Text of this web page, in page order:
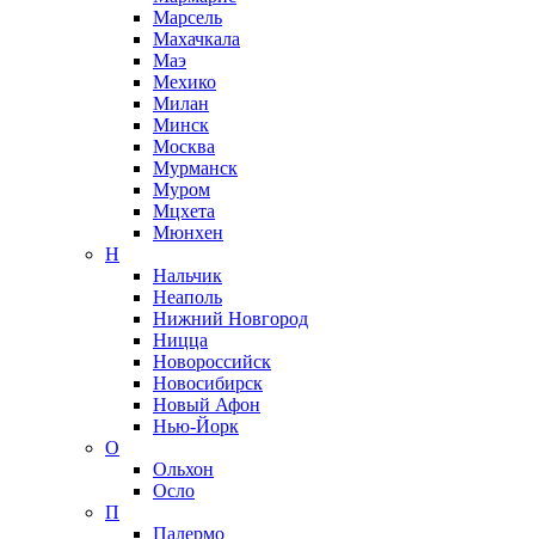
Марсель
Махачкала
Маэ
Мехико
Милан
Минск
Москва
Мурманск
Муром
Мцхета
Мюнхен
Н
Нальчик
Неаполь
Нижний Новгород
Ницца
Новороссийск
Новосибирск
Новый Афон
Нью-Йорк
О
Ольхон
Осло
П
Палермо